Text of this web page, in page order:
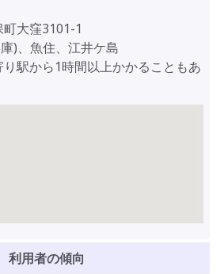
大窪3101-1
)、魚住、江井ケ島
駅から1時間以上かかることもあ
利用者の傾向